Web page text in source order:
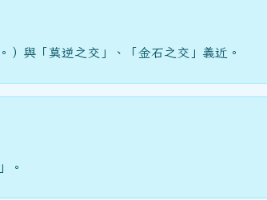
）與「莫逆之交」、「金石之交」義近。
。